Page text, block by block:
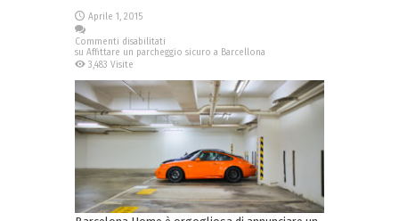
Aprile 1, 2015
Commenti disabilitati
su Affittare un parcheggio sicuro a Barcellona
3,483 Visite